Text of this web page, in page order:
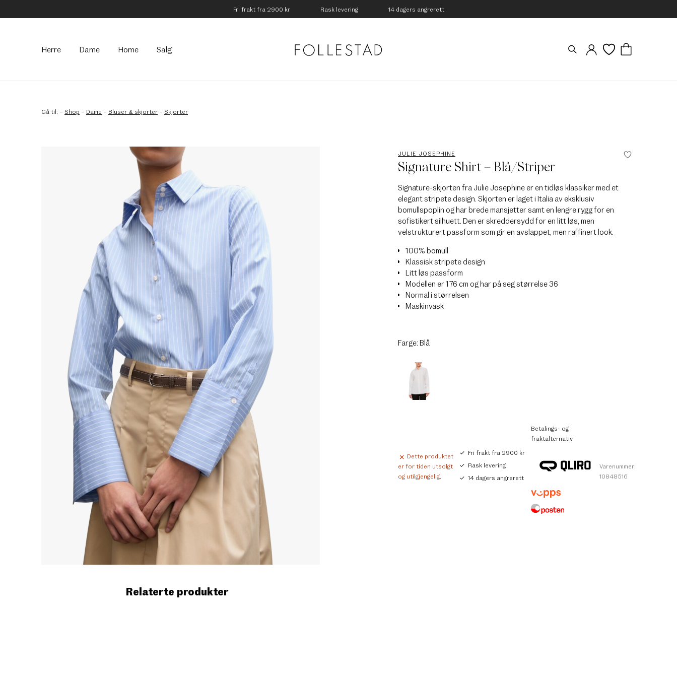
Fri frakt fra 2900 kr Rask levering 14 dagers angrerett
Hovedmeny
Herre Dame Home Salg
Gå til: – Shop – Dame – Bluser & skjorter – Skjorter
JULIE JOSEPHINE
Signature Shirt – Blå/Striper
Signature-skjorten fra Julie Josephine er en tidløs klassiker med et
elegant stripete design. Skjorten er laget i Italia av eksklusiv
bomullspoplin og har brede mansjetter samt en lengre rygg for en
sofistikert silhuett. Den er skreddersydd for en litt løs, men
velstrukturert passform som gir en avslappet, men raffinert look.
100% bomull
Klassisk stripete design
Litt løs passform
Modellen er 176 cm og har på seg størrelse 36
Normal i størrelsen
Maskinvask
Farge: Blå
Dette produktet
er for tiden utsolgt
og utilgjengelig.
Fri frakt fra 2900 kr
Rask levering
14 dagers angrerett
Betalings- og
fraktalternativ
Varenummer:
10848516
Relaterte produkter